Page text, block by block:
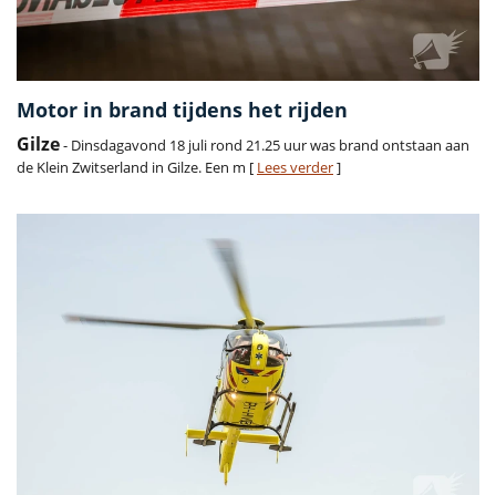
Motor in brand tijdens het rijden
Gilze- Dinsdagavond 18 juli rond 21.25 uur was brand ontstaan aan
de Klein Zwitserland in Gilze. Een m [ Lees verder]